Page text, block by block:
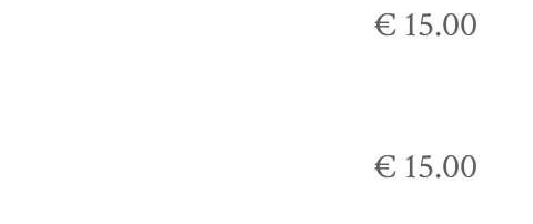
€ 15.00
€ 15.00